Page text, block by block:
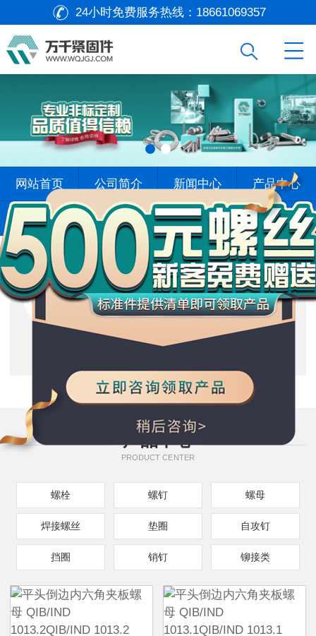
24小时免费服务热线： 18661069357
网站首页 公司简介 新闻中心 产品中心
查找标准 标杆案例 在线留言 联系我们
产品中心
PRODUCT CENTER
螺栓 螺钉 螺母
焊接螺丝 垫圈 自攻钉
挡圈 销钉 铆接类
工
品